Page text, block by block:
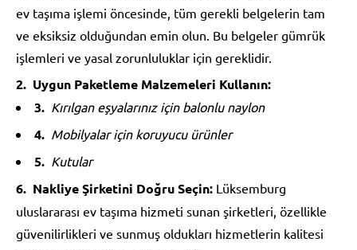
ev taşıma işlemi öncesinde, tüm gerekli belgelerin tam
ve eksiksiz olduğundan emin olun. Bu belgeler gümrük
işlemleri ve yasal zorunluluklar için gereklidir.
Uygun Paketleme Malzemeleri Kullanın:
Kırılgan eşyalarınız için balonlu naylon
Mobilyalar için koruyucu ürünler
Kutular
Nakliye Şirketini Doğru Seçin: Lüksemburg
uluslararası ev taşıma hizmeti sunan şirketleri, özellikle
güvenilirlikleri ve sunmuş oldukları hizmetlerin kalitesi